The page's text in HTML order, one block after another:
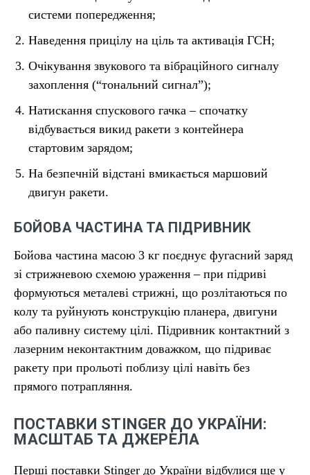
системи попередження;
Наведення прицілу на ціль та активація ГСН;
Очікування звукового та вібраційного сигналу
захоплення (“тональний сигнал”);
Натискання спускового гачка – спочатку
відбувається викид ракети з контейнера
стартовим зарядом;
На безпечній відстані вмикається маршовий
двигун ракети.
БОЙОВА ЧАСТИНА ТА ПІДРИВНИК
Бойова частина масою 3 кг поєднує фугасний заряд
зі стрижневою схемою ураження – при підриві
формуються металеві стрижні, що розлітаються по
колу та руйнують конструкцію планера, двигуни
або паливну систему цілі. Підривник контактний з
лазерним неконтактним доважком, що підриває
ракету при прольоті поблизу цілі навіть без
прямого потрапляння.
ПОСТАВКИ STINGER ДО УКРАЇНИ:
МАСШТАБ ТА ДЖЕРЕЛА
Перші поставки Stinger до України відбулися ще у